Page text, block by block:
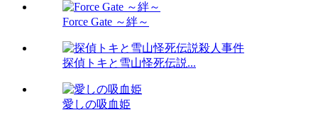
Force Gate ～絆～
探偵トキと雪山怪死伝説...
愛しの吸血姫